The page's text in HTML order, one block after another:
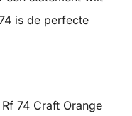
is de perfecte
74 Craft Orange